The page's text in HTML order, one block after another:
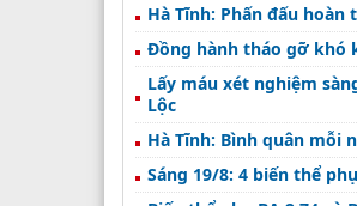
Hà Tĩnh: Phấn đấu
Đồng hành tháo gỡ khó
Lấy máu xét nghiệm
Lộc
Hà Tĩnh: Bình quân mỗi
Sáng 19/8: 4 biến thể